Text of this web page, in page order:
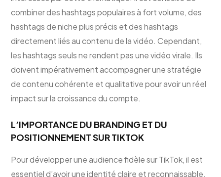
combiner des hashtags populaires à fort volume, des
hashtags de niche plus précis et des hashtags
directement liés au contenu de la vidéo. Cependant,
les hashtags seuls ne rendent pas une vidéo virale. Ils
doivent impérativement accompagner une stratégie
de contenu cohérente et qualitative pour avoir un réel
impact sur la croissance du compte.
L’IMPORTANCE DU BRANDING ET DU
POSITIONNEMENT SUR TIKTOK
Pour développer une audience fidèle sur TikTok, il est
essentiel d’avoir une identité claire et reconnaissable.